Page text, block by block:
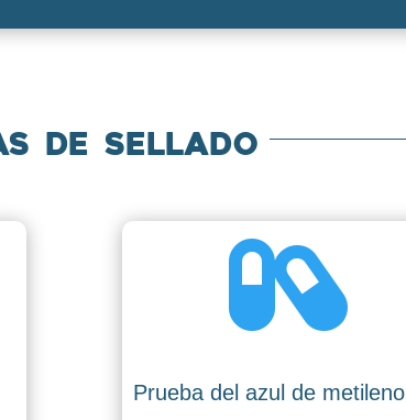
de sellado

Prueba del azul de metileno